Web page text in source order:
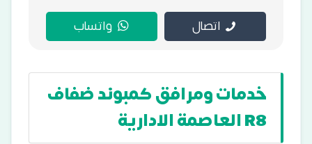
اتصال واتساب
خدمات ومرافق كمبوند ضفاف
R8 العاصمة الادارية